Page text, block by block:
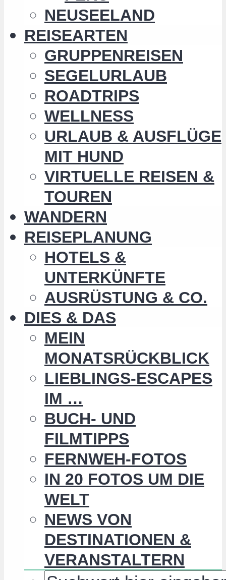
NEUSEELAND
REISEARTEN
GRUPPENREISEN
SEGELURLAUB
ROADTRIPS
WELLNESS
URLAUB & AUSFLÜGE
MIT HUND
VIRTUELLE REISEN &
TOUREN
WANDERN
REISEPLANUNG
HOTELS &
UNTERKÜNFTE
AUSRÜSTUNG & CO.
DIES & DAS
MEIN
MONATSRÜCKBLICK
LIEBLINGS-ESCAPES
IM …
BUCH- UND
FILMTIPPS
FERNWEH-FOTOS
IN 20 FOTOS UM DIE
WELT
NEWS VON
DESTINATIONEN &
VERANSTALTERN